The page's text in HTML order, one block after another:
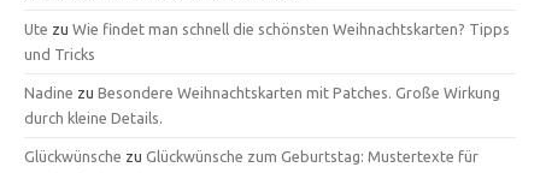
Ute zu Wie findet man schnell die schönsten Weihnachtskarten? Tipps
und Tricks
Nadine zu Besondere Weihnachtskarten mit Patches. Große Wirkung
durch kleine Details.
Glückwünsche zu Glückwünsche zum Geburtstag: Mustertexte für